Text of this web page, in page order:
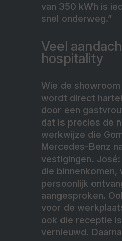
van 350 kWh is
snel onderweg.”
Veel
hospitality
Wie de
wordt direct
door een
dat is precies de
werkwijze die
Mercedes-Benz
vestigingen. José:
die binnenkomen,
persoonlijk
aangesproken.
voor de
ook die receptie
vernieuwd.